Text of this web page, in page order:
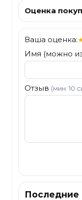
Оценка
Ваша оценка:
Имя (можно
Отзыв (мин. 10
Последние